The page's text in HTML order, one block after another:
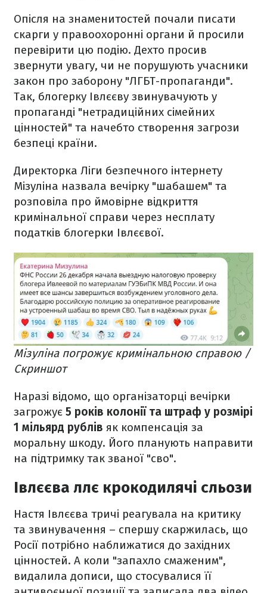
Опісля на знаменитостей почали писати
скарги у правоохоронні органи й просили
перевірити цю подію. Дехто просив
звернути увагу, чи не порушують учасники
закон про заборону "ЛГБТ-пропаганди".
Так, блогерку Івлєєву звинувачують у
пропаганді "нетрадиційних сімейних
цінностей" та начебто створення загрози
безпеці країни.
Директорка Ліги безпечного інтернету
Мізуліна назвала вечірку "шабашем" та
розповіла про ймовірне відкриття
кримінальної справи через несплату
податків блогерки Івлєєвої.
Мізуліна погрожує кримінальною справою /
Скриншот
Наразі відомо, що організаторці вечірки
загрожує 5 років колонії та штраф у розмірі
1 мільярд рублів як компенсація за
моральну шкоду. Його планують направити
на підтримку так званої "сво".
Івлєєва ллє крокодилячі сльози
Настя Івлєєва тричі реагувала на критику
та звинувачення – спершу скаржилась, що
Росії потрібно наближатися до західних
цінностей. А коли "запахло смаженим",
видалила дописи, що стосувалися її